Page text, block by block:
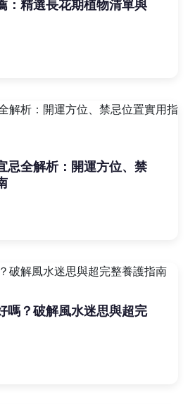
：精選長花期植物清單與
忌全解析：開運方位、禁
嗎？破解風水迷思與超完